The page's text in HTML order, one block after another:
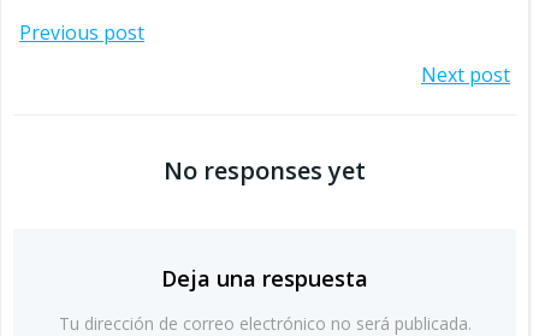
Navegación
Previous post
entradas
Next post
No responses yet
Deja una respuesta
Tu dirección de correo electrónico no será publicada.